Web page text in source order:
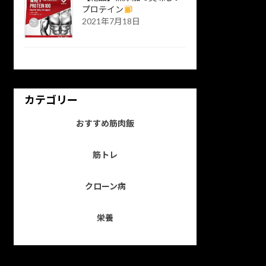
プロテイン
2021年7月18日
カテゴリー
おすすめ筋肉飯
筋トレ
クローン病
栄養